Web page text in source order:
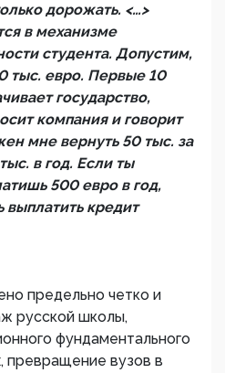
дорожать. <…>
в механизме
студента. Допустим,
тыс. евро. Первые 10
государство,
компания и говорит
мне вернуть 50 тыс. за
в год. Если ты
500 евро в год,
выплатить кредит
предельно четко и
русской школы,
фундаментального
превращение вузов в